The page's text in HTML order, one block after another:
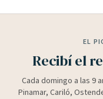
EL
Recibí el
Cada domingo a las 9
Pinamar, Cariló,